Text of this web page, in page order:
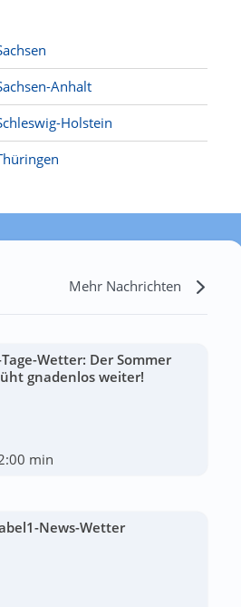
Anhalt
Holstein
Mehr Nachrichten
Wetter: Der Sommer
gnadenlos weiter!
min
News-Wetter